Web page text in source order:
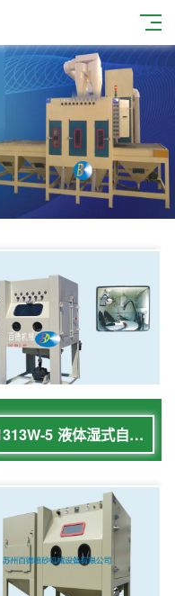
1313W-5 液体湿式自动喷砂机